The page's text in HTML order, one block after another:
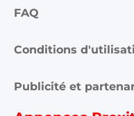
FAQ
Conditions
Publicité et